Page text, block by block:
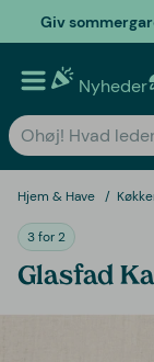
Giv
Nyheder
Hjem & Have
3 for 2
Glasfad